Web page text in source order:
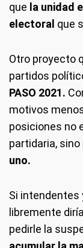
que la unidad
electoral que
Otro proyecto
partidos
PASO 2021.
motivos
posiciones no
partidaria, sino
uno.
Si intendentes
libremente
pedirle la